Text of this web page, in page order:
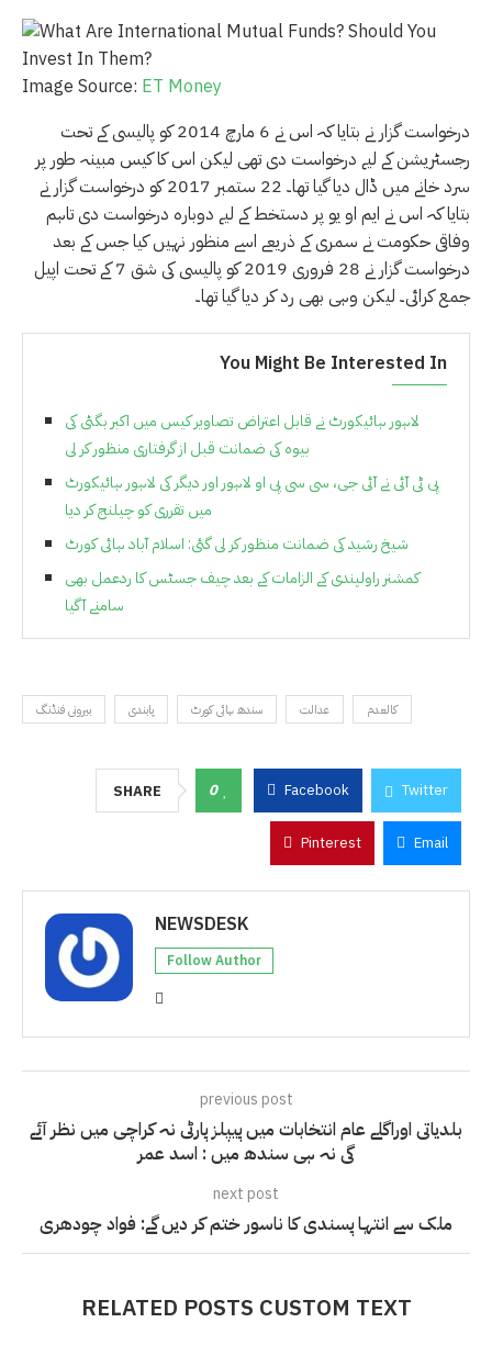
Image Source: ET Money
درخواست گزار نے بتایا کہ اس نے 6 مارچ 2014 کو پالیسی کے تحت
رجسٹریشن کے لیے درخواست دی تھی لیکن اس کا کیس مبینہ طور پر
سرد خانے میں ڈال دیا گیا تھا۔ 22 ستمبر 2017 کو درخواست گزار نے
بتایا کہ اس نے ایم او یو پر دستخط کے لیے دوبارہ درخواست دی تاہم
وفاقی حکومت نے سمری کے ذریعے اسے منظور نہیں کیا جس کے بعد
درخواست گزار نے 28 فروری 2019 کو پالیسی کی شق 7 کے تحت اپیل
جمع کرائی۔ لیکن وہی بھی رد کر دیا گیا تھا۔
You Might Be Interested In
لاہور ہائیکورٹ نے قابل اعتراض تصاویر کیس میں اکبر بگٹی کی
بیوہ کی ضمانت قبل از گرفتاری منظور کر لی
پی ٹی آئی نے آئی جی، سی سی پی او لاہور اور دیگر کی لاہور ہائیکورٹ
میں تقرری کو چیلنج کر دیا
شیخ رشید کی ضمانت منظور کر لی گئی: اسلام آباد ہائی کورٹ
کمشنر راولپندی کے الزامات کے بعد چیف جسٹس کا ردعمل بھی
سامنے آگیا
بیرونی فنڈنگ پابندی سندھ ہائی کورٹ عدالت کالعدم
SHARE 0 Facebook Twitter
Pinterest Email
NEWSDESK
Follow Author
previous post
بلدیاتی اوراگلے عام انتخابات میں پیپلز پارٹی نہ کراچی میں نظر آئے
گی نہ ہی سندھ میں : اسد عمر
next post
ملک سے انتہا پسندی کا ناسور ختم کر دیں گے: فواد چودھری
RELATED POSTS CUSTOM TEXT